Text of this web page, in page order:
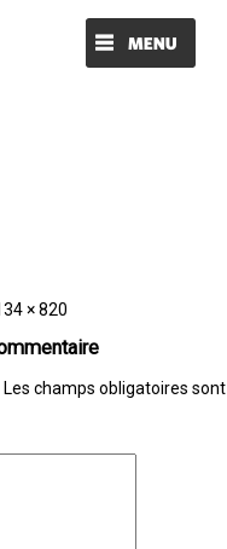
× 820
Les champs obligatoires sont